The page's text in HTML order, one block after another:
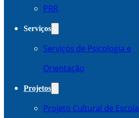
PRR
Serviços
Serviços de Psicologia e
Orientação
Projetos
Projeto Cultural de Escola